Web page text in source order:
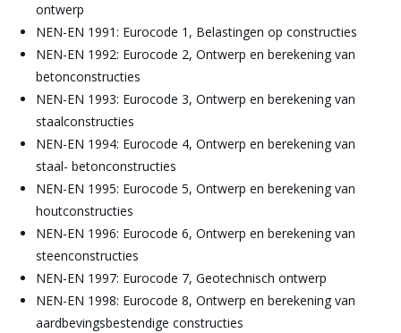
ontwerp
NEN-EN 1991: Eurocode 1, Belastingen op constructies
NEN-EN 1992: Eurocode 2, Ontwerp en berekening van
betonconstructies
NEN-EN 1993: Eurocode 3, Ontwerp en berekening van
staalconstructies
NEN-EN 1994: Eurocode 4, Ontwerp en berekening van
staal- betonconstructies
NEN-EN 1995: Eurocode 5, Ontwerp en berekening van
houtconstructies
NEN-EN 1996: Eurocode 6, Ontwerp en berekening van
steenconstructies
NEN-EN 1997: Eurocode 7, Geotechnisch ontwerp
NEN-EN 1998: Eurocode 8, Ontwerp en berekening van
aardbevingsbestendige constructies